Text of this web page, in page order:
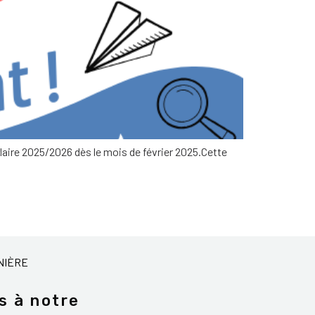
2025/2026 dès le mois de février 2025.Cette
à notre